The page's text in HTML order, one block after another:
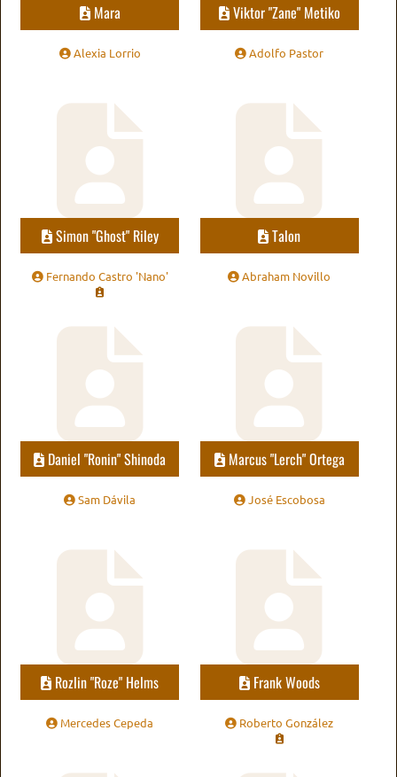
Mara
Alexia Lorrio
Viktor "Zane" Metiko
Adolfo Pastor
Simon "Ghost" Riley
Fernando Castro 'Nano'
Talon
Abraham Novillo
Daniel "Ronin" Shinoda
Sam Dávila
Marcus "Lerch" Ortega
José Escobosa
Rozlin "Roze" Helms
Mercedes Cepeda
Frank Woods
Roberto González